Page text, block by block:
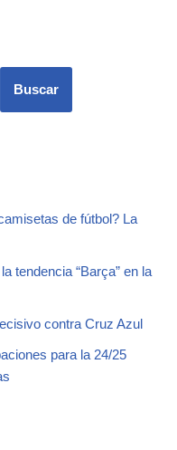
Buscar
de fútbol? La
tendencia “Barça” en la
contra Cruz Azul
para la 24/25